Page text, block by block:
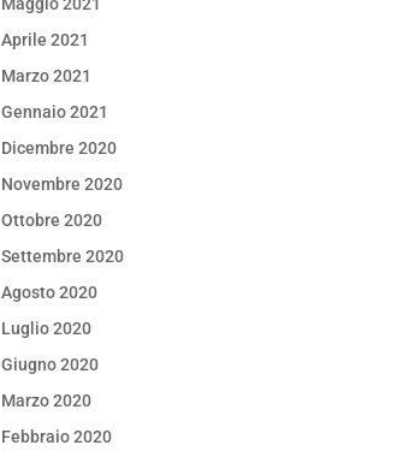
Aprile 2021
Marzo 2021
Gennaio 2021
Dicembre 2020
Novembre 2020
Ottobre 2020
Settembre 2020
Agosto 2020
Luglio 2020
Giugno 2020
Marzo 2020
Febbraio 2020